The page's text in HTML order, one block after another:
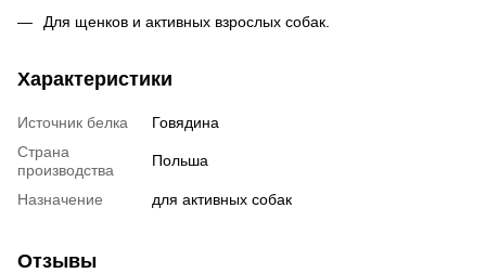
Для щенков и активных взрослых собак.
Характеристики
Источник белка
Говядина
Страна
производства
Польша
Назначение для активных собак
Отзывы